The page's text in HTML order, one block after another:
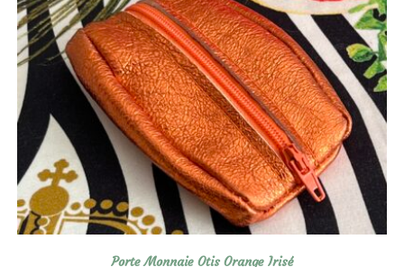
Porte Monnaie Otis Orange Irisé